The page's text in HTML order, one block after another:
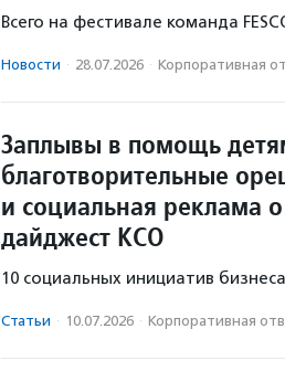
Всего на фестивале команда
Новости · 28.07.2026 · Корпоративная
Заплывы в помощь
благотворительные
и социальная реклама
дайджест КСО
10 социальных инициатив
Статьи · 10.07.2026 · Корпоративная